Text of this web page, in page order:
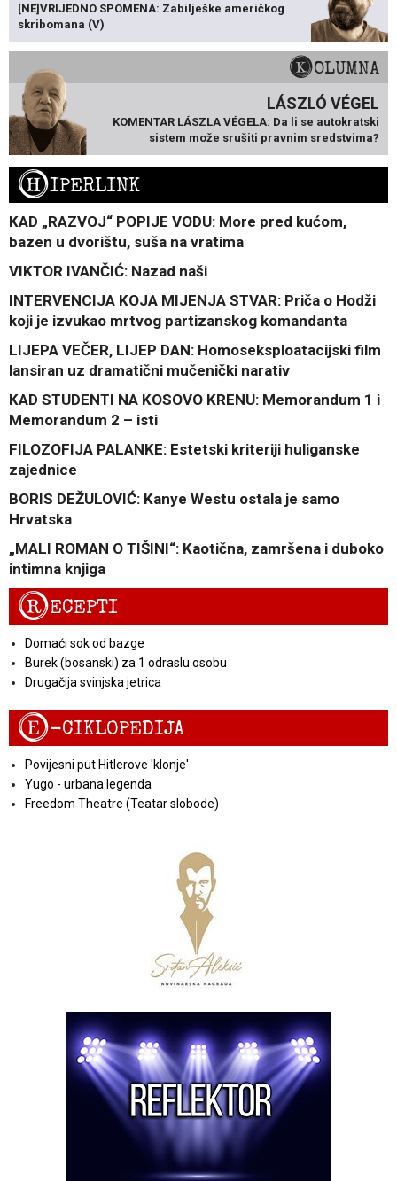
[NE]VRIJEDNO SPOMENA: Zabilješke američkog
skribomana (V)
KOLUMNA
LÁSZLÓ VÉGEL
KOMENTAR LÁSZLA VÉGELA: Da li se autokratski
sistem može srušiti pravnim sredstvima?
HIPERLINK
KAD „RAZVOJ“ POPIJE VODU: More pred kućom,
bazen u dvorištu, suša na vratima
VIKTOR IVANČIĆ: Nazad naši
INTERVENCIJA KOJA MIJENJA STVAR: Priča o Hodži
koji je izvukao mrtvog partizanskog komandanta
LIJEPA VEČER, LIJEP DAN: Homoseksploatacijski film
lansiran uz dramatični mučenički narativ
KAD STUDENTI NA KOSOVO KRENU: Memorandum 1 i
Memorandum 2 – isti
FILOZOFIJA PALANKE: Estetski kriteriji huliganske
zajednice
BORIS DEŽULOVIĆ: Kanye Westu ostala je samo
Hrvatska
„MALI ROMAN O TIŠINI“: Kaotična, zamršena i duboko
intimna knjiga
RECEPTI
Domaći sok od bazge
Burek (bosanski) za 1 odraslu osobu
Drugačija svinjska jetrica
E-CIKLOPEDIJA
Povijesni put Hitlerove 'klonje'
Yugo - urbana legenda
Freedom Theatre (Teatar slobode)